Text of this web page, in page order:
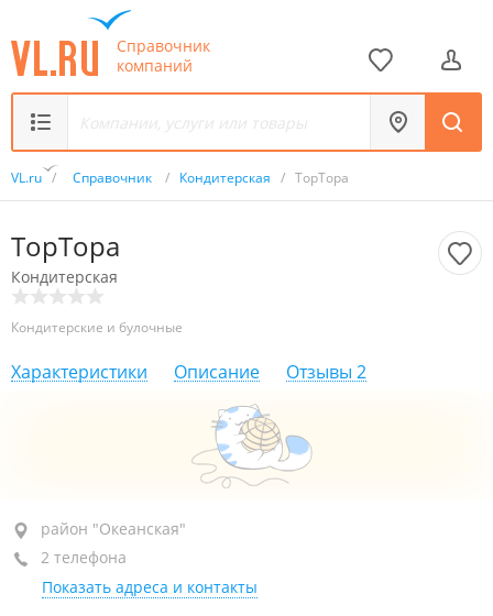
Справочник
компаний
VL.ru / Справочник / Кондитерская / ТорТора
ТорТора
Кондитерская
Кондитерские и булочные
Характеристики Описание Отзывы 2
район "Океанская", ул. Шевченко, 68/1
+7 984 151-00-06
+7 963 941-68-09
район "Океанская"
2 телефона
Показать адреса и контакты